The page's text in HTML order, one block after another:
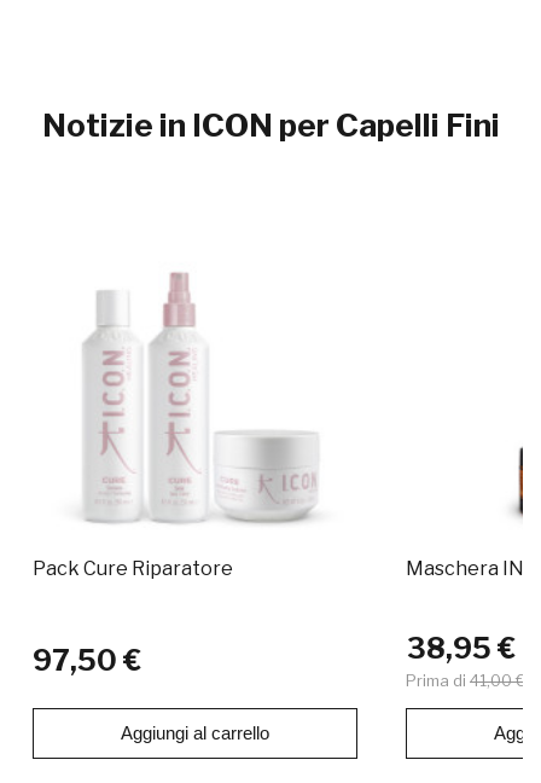
Notizie in ICON per Capelli Fini
Pack Cure Riparatore
97,50 €
Aggiungi al carrello
Maschera
38,95 €
Prima di 41,00 €